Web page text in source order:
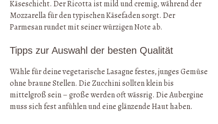
Käseschicht. Der Ricotta ist mild und cremig, während der
Mozzarella für den typischen Käsefaden sorgt. Der
Parmesan rundet mit seiner würzigen Note ab.
Tipps zur Auswahl der besten Qualität
Wähle für deine vegetarische Lasagne festes, junges Gemüse
ohne braune Stellen. Die Zucchini sollten klein bis
mittelgroß sein – große werden oft wässrig. Die Aubergine
muss sich fest anfühlen und eine glänzende Haut haben.